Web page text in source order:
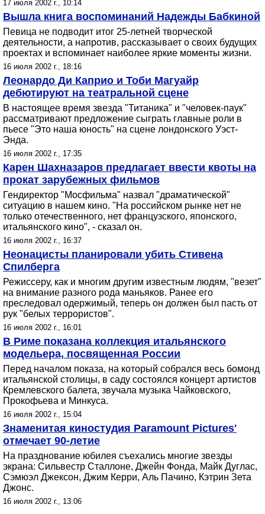
17 июля 2002 г., 10:14
Вышла книга воспоминаний Надежды Бабкиной
Певица не подводит итог 25-летней творческой
деятельности, а напротив, рассказывает о своих будущих
проектах и вспоминает наиболее яркие моменты жизни.
16 июля 2002 г., 18:16
Леонардо Ди Каприо и Тоби Магуайр
дебютируют на театральной сцене
В настоящее время звезда "Титаника" и "человек-паук"
рассматривают предложение сыграть главные роли в
пьесе "Это наша юность" на сцене лондонского Уэст-
Энда.
16 июля 2002 г., 17:35
Карен Шахназаров предлагает ввести квоты на
прокат зарубежных фильмов
Гендиректор "Мосфильма" назвал "драматической"
ситуацию в нашем кино. "На российском рынке нет не
только отечественного, нет французского, японского,
итальянского кино", - сказал он.
16 июля 2002 г., 16:37
Неонацисты планировали убить Стивена
Спилберга
Режиссеру, как и многим другим известным людям, "везет"
на внимание разного рода маньяков. Ранее его
преследовал одержимый, теперь он должен был пасть от
рук "белых террористов".
16 июля 2002 г., 16:01
В Риме показана коллекция итальянского
модельера, посвященная России
Перед началом показа, на который собрался весь бомонд
итальянской столицы, в саду состоялся концерт артистов
Кремлевского балета, звучала музыка Чайковского,
Прокофьева и Минкуса.
16 июля 2002 г., 15:04
Знаменитая киностудия Paramount Pictures'
отмечает 90-летие
На празднование юбилея съехались многие звезды
экрана: Сильвестр Сталлоне, Джейн Фонда, Майк Дуглас,
Сэмюэл Джексон, Джим Керри, Аль Пачино, Кэтрин Зета
Джонс.
16 июля 2002 г., 13:06